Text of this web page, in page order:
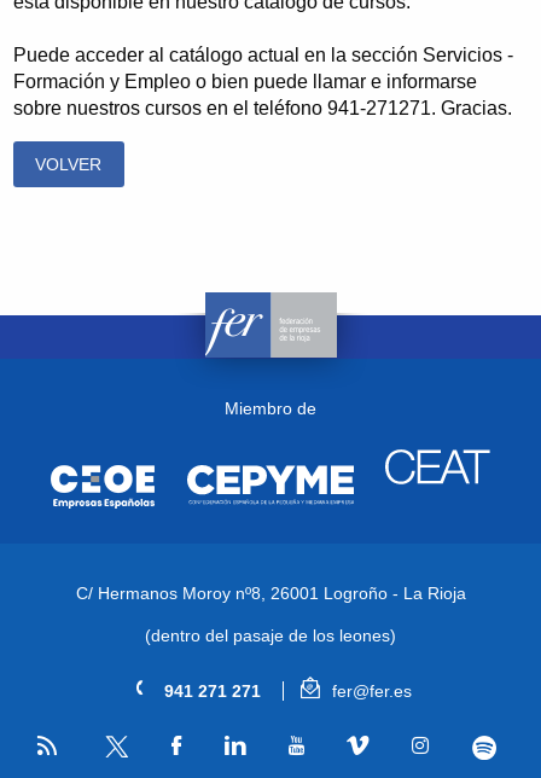
Puede acceder al catálogo actual en la sección Servicios -
Formación y Empleo o bien puede llamar e informarse
sobre nuestros cursos en el teléfono 941-271271. Gracias.
VOLVER
Miembro de
C/ Hermanos Moroy nº8, 26001 Logroño - La Rioja
(dentro del pasaje de los leones)
941 271 271 fer@fer.es
RSS